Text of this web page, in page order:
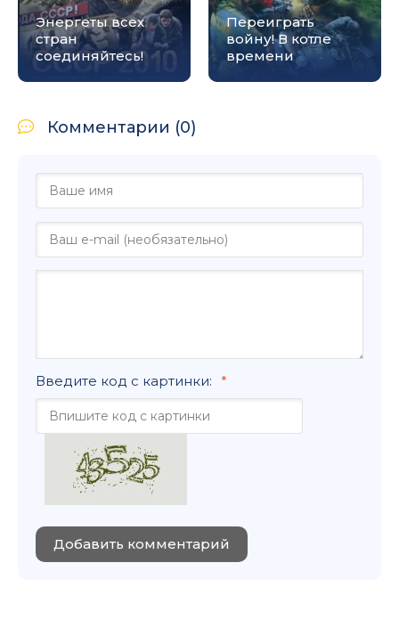
Энергеты всех
стран
соединяйтесь!
Переиграть
войну! В котле
времени
Комментарии (0)
Введите код с картинки:
Добавить комментарий